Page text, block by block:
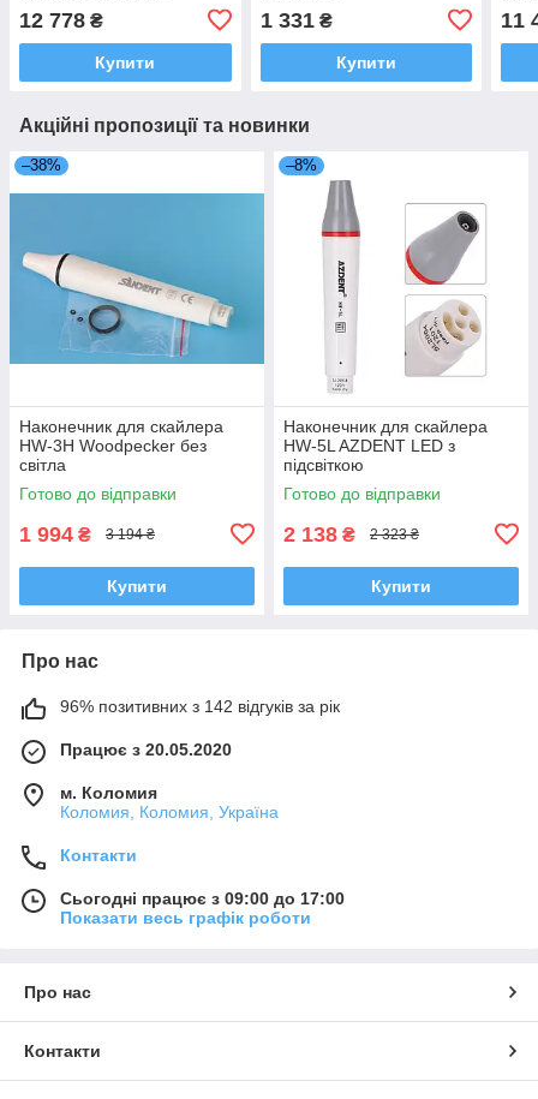
12 778 ₴
Купити
1 331₴
Купити
11
Акційні пропозиції та новинки
–38%
Наконечник для скайлера
HW-3H Woodpecker без
світла
Готово до відправки
1 994 ₴ 3 194 ₴
Купити
–8%
Наконечник для скайлера
HW-5L AZDENT LED з
підсвіткою
Готово до відправки
2 138 ₴ 2 323 ₴
Купити
Про нас
96% позитивних з 142 відгуків за рік
Працює з 20.05.2020
м. Коломия
Коломия, Коломия, Україна
Контакти
Сьогодні працює з 09:00 до 17:00
Показати весь графік роботи
Про нас
Контакти